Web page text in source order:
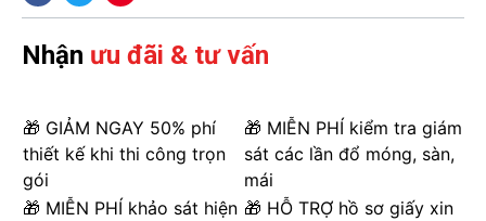
Nhận ưu đãi & tư vấn
🎁 GIẢM NGAY 50% phí
thiết kế khi thi công trọn
gói
🎁 MIỄN PHÍ kiểm tra giám
sát các lần đổ móng, sàn,
mái
🎁 MIỄN PHÍ khảo sát hiện 🎁 HỖ TRỢ hồ sơ giấy xin